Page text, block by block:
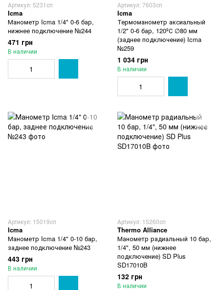
Артикул: 5231сп
Icma
Манометр Icma 1/4" 0-6 бар,
нижнее подключение №244
471 грн
В наличии
Артикул: 7603сп
Icma
Термоманометр аксиальный
1/2" 0-6 бар, 120ºС ∅80 мм
(заднее подключение) Icma
№259
1 034 грн
В наличии
Артикул: 15019сп
Icma
Манометр Icma 1/4" 0-10 бар,
заднее подключение №243
443 грн
В наличии
Артикул: 15260сп
Thermo Alliance
Манометр радиальный 10 бар,
1/4", 50 мм (нижнее
подключение) SD Plus
SD17010B
132 грн
В наличии